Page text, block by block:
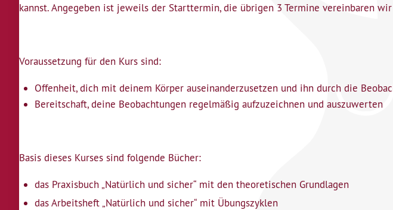
kannst. Angegeben ist jeweils der Starttermin, die übrigen 3 Termine vereinbaren
Voraussetzung für den Kurs sind:
Offenheit, dich mit deinem Körper auseinanderzusetzen und ihn durch die
Bereitschaft, deine Beobachtungen regelmäßig aufzuzeichnen und auszuwerten
Basis dieses Kurses sind folgende Bücher:
das Praxisbuch „Natürlich und sicher“ mit den theoretischen Grundlagen
das Arbeitsheft „Natürlich und sicher“ mit Übungszyklen